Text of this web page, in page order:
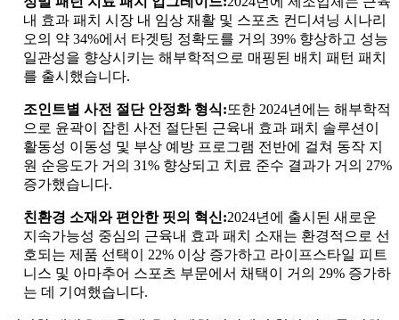
내 효과 패치 시장 내 임상 재활 및 스포츠 컨디셔닝 시나리
오의 약 34%에서 타겟팅 정확도를 거의 39% 향상하고 성능
일관성을 향상시키는 해부학적으로 매핑된 배치 패턴 패치
를 출시했습니다.
조인트별 사전 절단 안정화 형식:또한 2024년에는 해부학적
으로 윤곽이 잡힌 사전 절단된 근육내 효과 패치 솔루션이
활동성 이동성 및 부상 예방 프로그램 전반에 걸쳐 동작 지
원 순응도가 거의 31% 향상되고 치료 준수 결과가 거의 27%
증가했습니다.
친환경 소재와 편안한 핏의 혁신:2024년에 출시된 새로운
지속가능성 중심의 근육내 효과 패치 소재는 환경적으로 선
호되는 제품 선택이 22% 이상 증가하고 라이프스타일 피트
니스 및 아마추어 스포츠 부문에서 채택이 거의 29% 증가하
는 데 기여했습니다.